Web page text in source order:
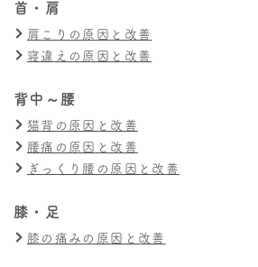
首・肩
肩こりの原因と改善
寝違えの原因と改善
背中～腰
猫背の原因と改善
腰痛の原因と改善
ぎっくり腰の原因と改善
膝・足
膝の痛みの原因と改善